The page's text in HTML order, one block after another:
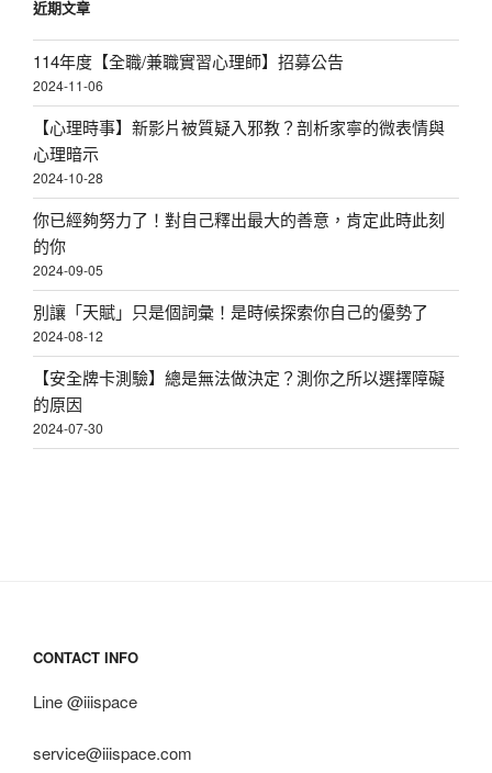
近期文章
114年度【全職/兼職實習心理師】招募公告
2024-11-06
【心理時事】新影片被質疑入邪教？剖析家寧的微表情與
心理暗示
2024-10-28
你已經夠努力了！對自己釋出最大的善意，肯定此時此刻
的你
2024-09-05
別讓「天賦」只是個詞彙！是時候探索你自己的優勢了
2024-08-12
【安全牌卡測驗】總是無法做決定？測你之所以選擇障礙
的原因
2024-07-30
CONTACT INFO
Line @iiispace
service@iiispace.com